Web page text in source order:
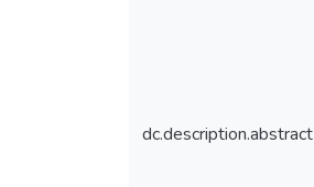
dc.description.abstract